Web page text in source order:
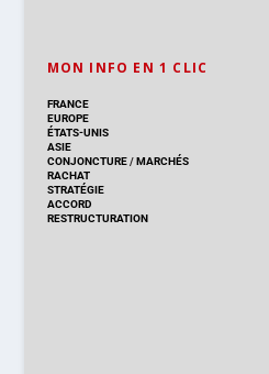
MON INFO EN 1 CLIC
FRANCE
EUROPE
ÉTATS-UNIS
ASIE
CONJONCTURE/ MARCHÉS
RACHAT
STRATÉGIE
ACCORD
RESTRUCTURATION